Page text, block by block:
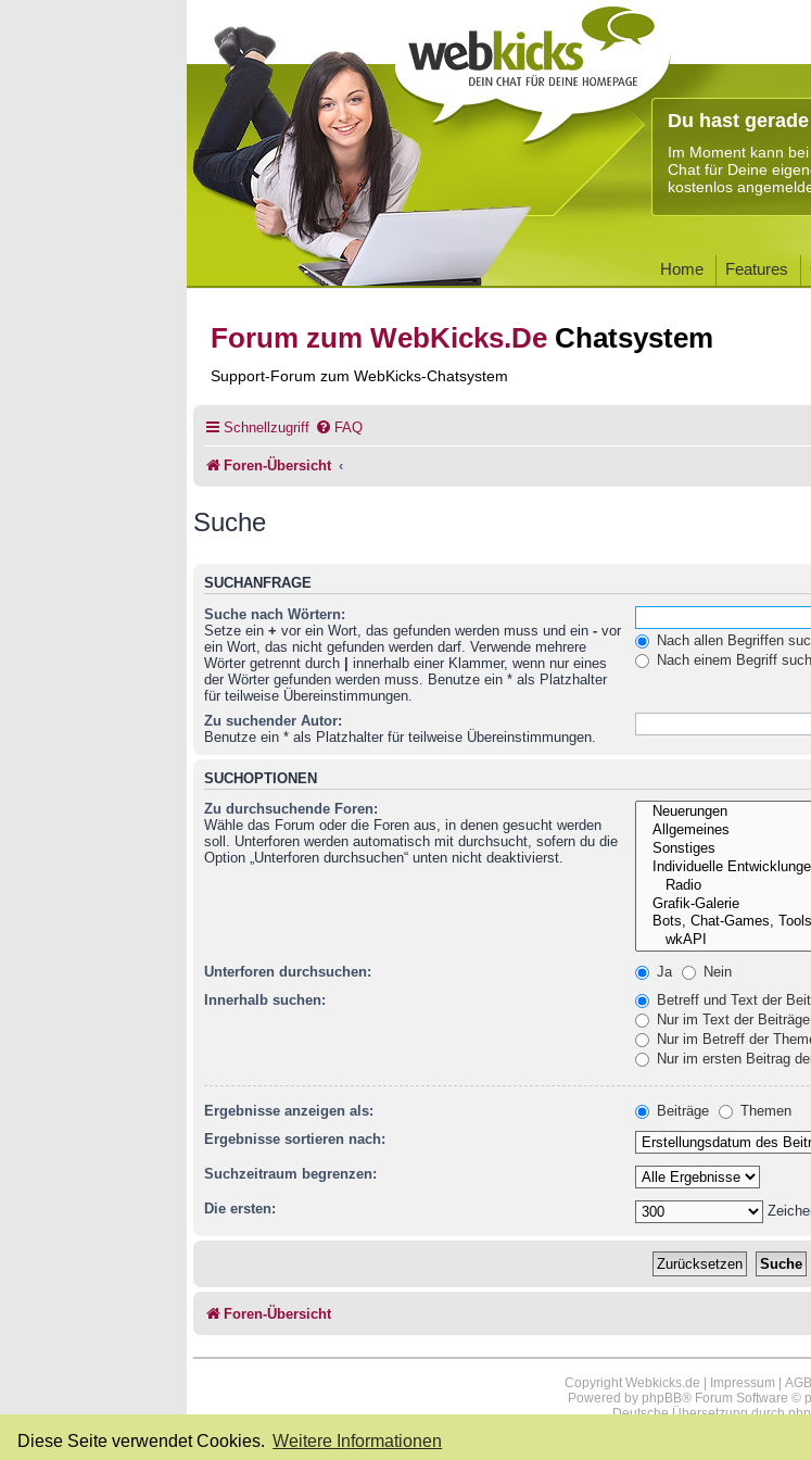
Diese Seite verwendet Cookies. Weitere Informationen
Du hast
Im Moment kann
Chat für Deine
kostenlos
Home Features
Forum zum WebKicks.De Chatsystem
Support-Forum zum WebKicks-Chatsystem
Schnellzugriff FAQ
Foren-Übersicht
Suche
SUCHANFRAGE
Suche nach Wörtern:
Setze ein + vor ein Wort, das gefunden werden muss und ein - vor
ein Wort, das nicht gefunden werden darf. Verwende mehrere
Wörter getrennt durch
innerhalb einer Klammer, wenn nur eines
der Wörter gefunden werden muss. Benutze ein * als Platzhalter
für teilweise Übereinstimmungen.
Nach allen Begriffen
Nach einem Begriff
Zu suchender Autor:
Benutze ein * als Platzhalter für teilweise Übereinstimmungen.
SUCHOPTIONEN
Zu durchsuchende Foren:
Wähle das Forum oder die Foren aus, in denen gesucht werden
soll. Unterforen werden automatisch mit durchsucht, sofern du die
Option „Unterforen durchsuchen“ unten nicht deaktivierst.
Unterforen durchsuchen: Ja
Nein
Innerhalb suchen:
Betreff und Text der
Nur im Text der Beiträge
Nur im Betreff der
Nur im ersten Beitrag
Ergebnisse anzeigen als: Beiträge
Themen
Ergebnisse sortieren nach:
Suchzeitraum begrenzen:
Die ersten:
Foren-Übersicht
Copyright Webkicks.de | Impressum AGB
Powered by phpBB® Forum Software ©
Deutsche Übersetzung durch